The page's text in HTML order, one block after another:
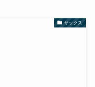
サックス